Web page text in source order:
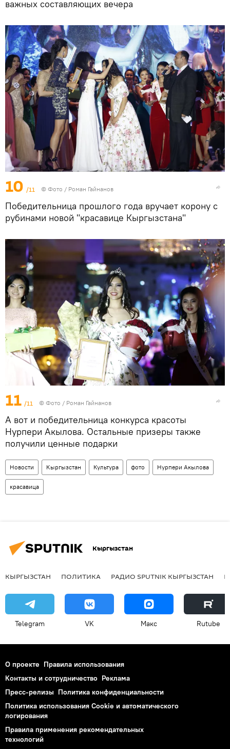
важных составляющих вечера
10 /11 © Фото / Роман Гайнанов
Победительница прошлого года вручает корону с
рубинами новой "красавице Кыргызстана"
11 /11 © Фото / Роман Гайнанов
А вот и победительница конкурса красоты
Нурпери Акылова. Остальные призеры также
получили ценные подарки
Новости Кыргызстан Культура фото Нурпери Акылова
красавица
Кыргызстан
КЫРГЫЗСТАН ПОЛИТИКА РАДИО SPUTNIK КЫРГЫЗСТАН
Telegram VK Макс Rutube
О проекте Правила использования
Контакты и сотрудничество Реклама
Пресс-релизы Политика конфиденциальности
Политика использования Cookie и автоматического
логирования
Правила применения рекомендательных
технологий